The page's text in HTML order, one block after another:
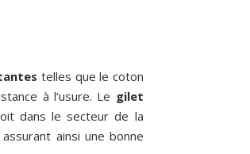
telles que le coton
à l’usure. Le gilet
dans le secteur de la
assurant ainsi une bonne